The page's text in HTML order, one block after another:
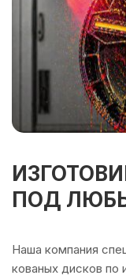
ПОД
Наша компания
кованых дисков по